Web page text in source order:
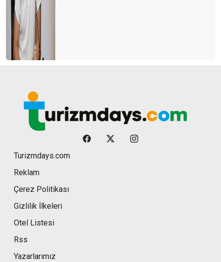
Turizmdays.com
Reklam
Çerez Politikası
Gizlilik İlkeleri
Otel Listesi
Rss
Yazarlarımız